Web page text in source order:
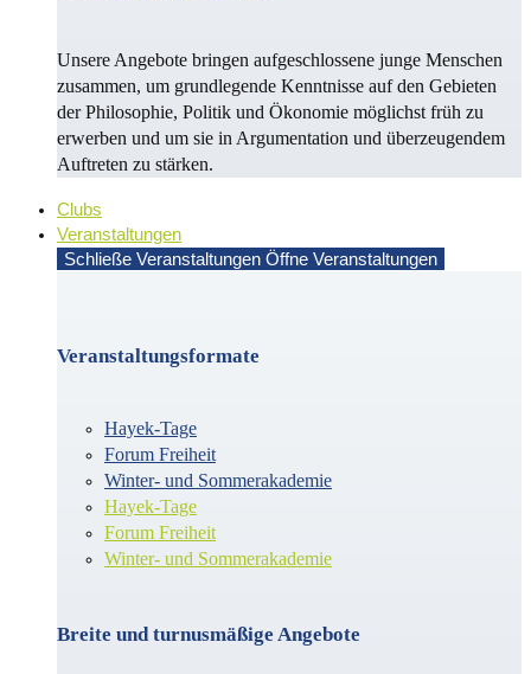
Unsere Angebote bringen aufgeschlossene junge Menschen
zusammen, um grundlegende Kenntnisse auf den Gebieten
der Philosophie, Politik und Öko­no­mie möglichst früh zu
erwerben und um sie in Argu­men­ta­tion und überzeugendem
Auf­treten zu stärken.
Clubs
Veranstaltungen
Schließe Veranstaltungen Öffne Veranstaltungen
Veranstaltungsformate
Hayek-Tage
Forum Freiheit
Winter- und Sommerakademie
Hayek-Tage
Forum Freiheit
Winter- und Sommerakademie
Breite und turnusmäßige Angebote